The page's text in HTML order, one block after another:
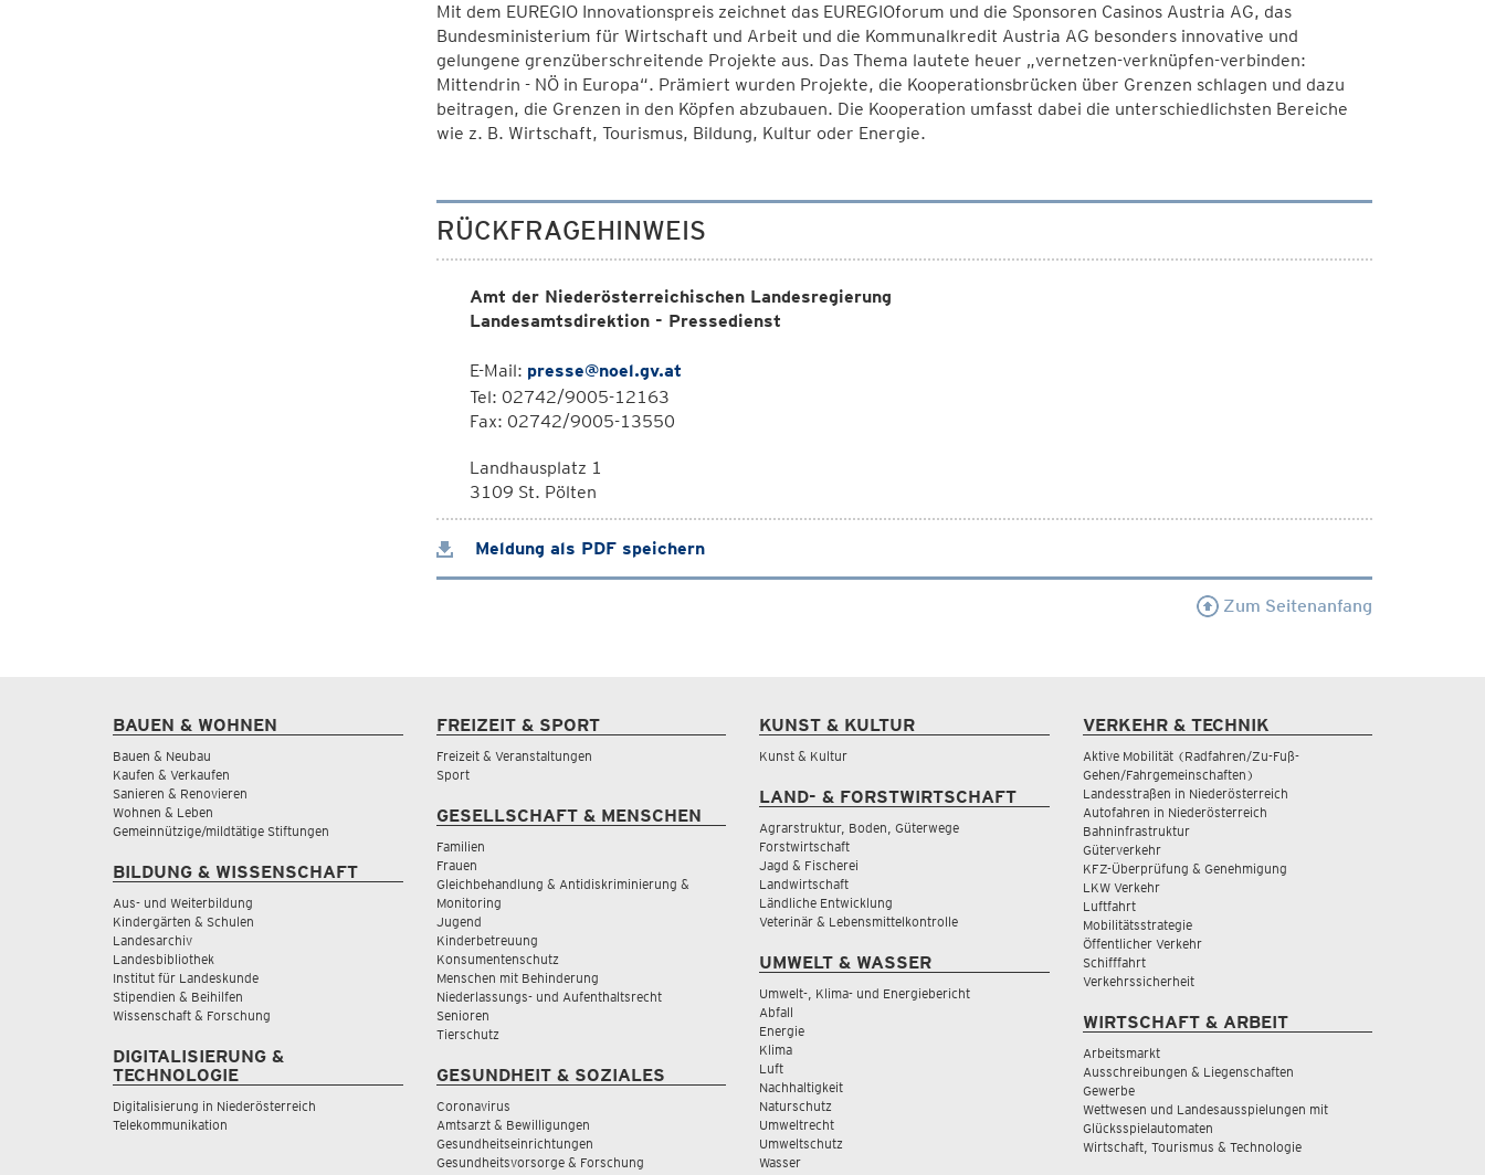
Mit dem EUREGIO Innovationspreis zeichnet das EUREGIOforum und die Sponsoren Casinos Austria AG, das
Bundesministerium für Wirtschaft und Arbeit und die Kommunalkredit Austria AG besonders innovative und
gelungene grenzüberschreitende Projekte aus. Das Thema lautete heuer „vernetzen-verknüpfen-verbinden:
Mittendrin - NÖ in Europa“. Prämiert wurden Projekte, die Kooperationsbrücken über Grenzen schlagen und dazu
beitragen, die Grenzen in den Köpfen abzubauen. Die Kooperation umfasst dabei die unterschiedlichsten Bereiche
wie z. B. Wirtschaft, Tourismus, Bildung, Kultur oder Energie.
RÜCKFRAGEHINWEIS
Amt der Niederösterreichischen Landesregierung
Landesamtsdirektion - Pressedienst
E-Mail: presse@noel.gv.at
Tel: 02742/9005-12163
Fax: 02742/9005-13550
Landhausplatz 1
3109 St. Pölten
Meldung als PDF speichern
Zum Seitenanfang
BAUEN & WOHNEN
Bauen & Neubau
Kaufen & Verkaufen
Sanieren & Renovieren
Wohnen & Leben
Gemeinnützige/mildtätige Stiftungen
BILDUNG & WISSENSCHAFT
Aus- und Weiterbildung
Kindergärten & Schulen
Landesarchiv
Landesbibliothek
Institut für Landeskunde
Stipendien & Beihilfen
Wissenschaft & Forschung
DIGITALISIERUNG &
TECHNOLOGIE
Digitalisierung in Niederösterreich
Telekommunikation
FREIZEIT & SPORT
Freizeit & Veranstaltungen
Sport
GESELLSCHAFT & MENSCHEN
Familien
Frauen
Gleichbehandlung & Antidiskriminierung &
Monitoring
Jugend
Kinderbetreuung
Konsumentenschutz
Menschen mit Behinderung
Niederlassungs- und Aufenthaltsrecht
Senioren
Tierschutz
GESUNDHEIT & SOZIALES
Coronavirus
Amtsarzt & Bewilligungen
Gesundheitseinrichtungen
Gesundheitsvorsorge & Forschung
KUNST & KULTUR
Kunst & Kultur
LAND- & FORSTWIRTSCHAFT
Agrarstruktur, Boden, Güterwege
Forstwirtschaft
Jagd & Fischerei
Landwirtschaft
Ländliche Entwicklung
Veterinär & Lebensmittelkontrolle
UMWELT & WASSER
Umwelt-, Klima- und Energiebericht
Abfall
Energie
Klima
Luft
Nachhaltigkeit
Naturschutz
Umweltrecht
Umweltschutz
Wasser
VERKEHR & TECHNIK
Aktive Mobilität (Radfahren/Zu-Fuß-
Gehen/Fahrgemeinschaften)
Landesstraßen in Niederösterreich
Autofahren in Niederösterreich
Bahninfrastruktur
Güterverkehr
KFZ-Überprüfung & Genehmigung
LKW Verkehr
Luftfahrt
Mobilitätsstrategie
Öffentlicher Verkehr
Schifffahrt
Verkehrssicherheit
WIRTSCHAFT & ARBEIT
Arbeitsmarkt
Ausschreibungen & Liegenschaften
Gewerbe
Wettwesen und Landesausspielungen mit
Glücksspielautomaten
Wirtschaft, Tourismus & Technologie